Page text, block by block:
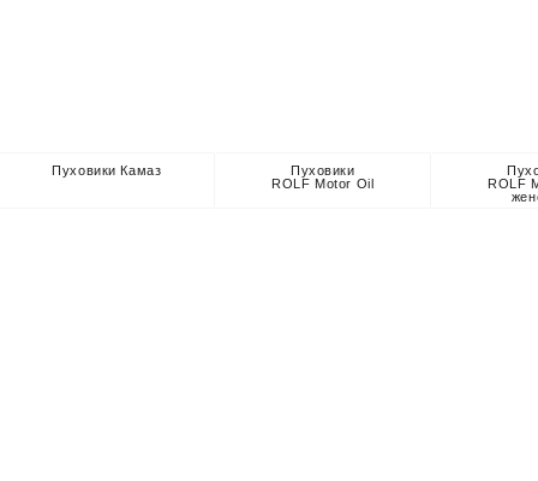
Пуховики Камаз
Пуховики
ROLF Motor Oil
ROLF